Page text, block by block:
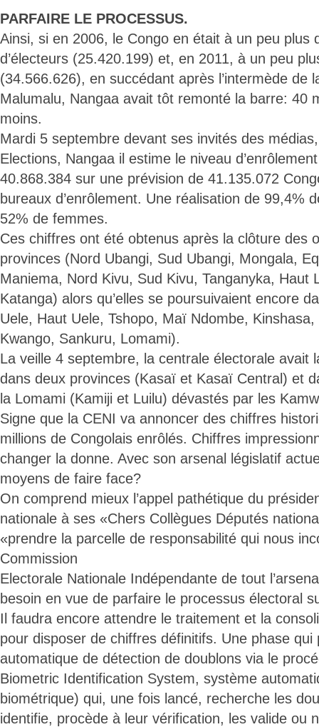
PARFAIRE LE PROCESSUS.
Ainsi, si en 2006, le Congo en était à un peu plus
d’électeurs (25.420.199) et, en 2011, à un peu
(34.566.626), en succédant après l’intermède de
Malumalu, Nangaa avait tôt remonté la barre: 40
moins.
Mardi 5 septembre devant ses invités des
Elections, Nangaa il estime le niveau
40.868.384 sur une prévision de 41.135.072
bureaux d’enrôlement. Une réalisation de 99,4%
52% de femmes.
Ces chiffres ont été obtenus après la clôture des
provinces (Nord Ubangi, Sud Ubangi, Mongala,
Maniema, Nord Kivu, Sud Kivu, Tanganyka, Haut
Katanga) alors qu’elles se poursuivaient encore
Uele, Haut Uele, Tshopo, Maï Ndombe,
Kwango, Sankuru, Lomami).
La veille 4 septembre, la centrale électorale avait
dans deux provinces (Kasaï et Kasaï Central) et
la Lomami (Kamiji et Luilu) dévastés par les
Signe que la CENI va annoncer des chiffres
millions de Congolais enrôlés. Chiffres
changer la donne. Avec son arsenal législatif
moyens de faire face?
On comprend mieux l’appel pathétique du
nationale à ses «Chers Collègues Députés
«prendre la parcelle de responsabilité qui nous
Commission
Electorale Nationale Indépendante de tout
besoin en vue de parfaire le processus électoral
Il faudra encore attendre le traitement et la
pour disposer de chiffres définitifs. Une phase
automatique de détection de doublons via le
Biometric Identification System, système
biométrique) qui, une fois lancé, recherche les
identifie, procède à leur vérification, les valide ou